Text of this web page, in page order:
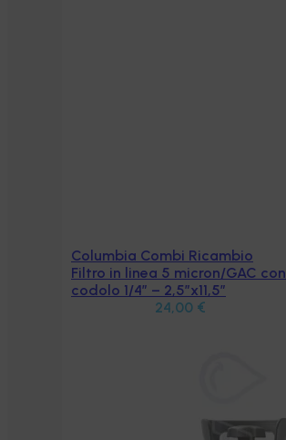
Aggiungi al carrello
Columbia Combi Ricambio
Filtro in linea 5 micron/GAC con
codolo 1/4″ – 2,5″x11,5″
24,00 €